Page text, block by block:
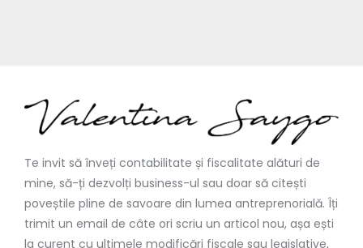
Te invit să înveți contabilitate și fiscalitate alături de
mine, să-ți dezvolți business-ul sau doar să citești
poveștile pline de savoare din lumea antreprenorială. Îți
trimit un email de câte ori scriu un articol nou, așa ești
la curent cu ultimele modificări fiscale sau legislative,